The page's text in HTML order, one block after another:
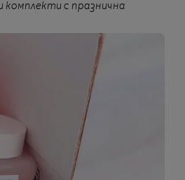
комплекти с празнична